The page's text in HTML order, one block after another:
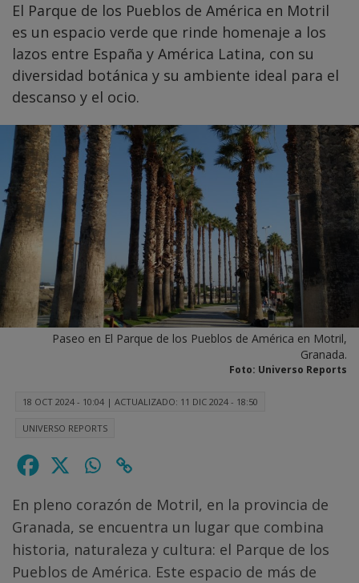
El Parque de los Pueblos de América en Motril
es un espacio verde que rinde homenaje a los
lazos entre España y América Latina, con su
diversidad botánica y su ambiente ideal para el
descanso y el ocio.
Paseo en El Parque de los Pueblos de América en Motril,
Granada.
Foto: Universo Reports
18 OCT 2024 - 10:04 | ACTUALIZADO: 11 DIC 2024 - 18:50
UNIVERSO REPORTS
En pleno corazón de Motril, en la provincia de
Granada, se encuentra un lugar que combina
historia, naturaleza y cultura: el Parque de los
Pueblos de América. Este espacio de más de